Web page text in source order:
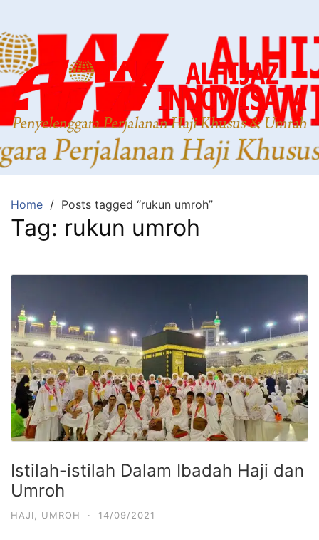
Home Posts tagged “rukun umroh”
Tag: rukun umroh
Istilah-istilah Dalam Ibadah Haji dan
Umroh
HAJI UMROH · 14/09/2021